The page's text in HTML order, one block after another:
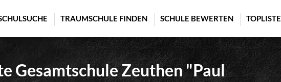
TRAUMSCHULE FINDEN SCHULE BEWERTEN TOPLISTE
Gesamtschule Zeuthen "Paul